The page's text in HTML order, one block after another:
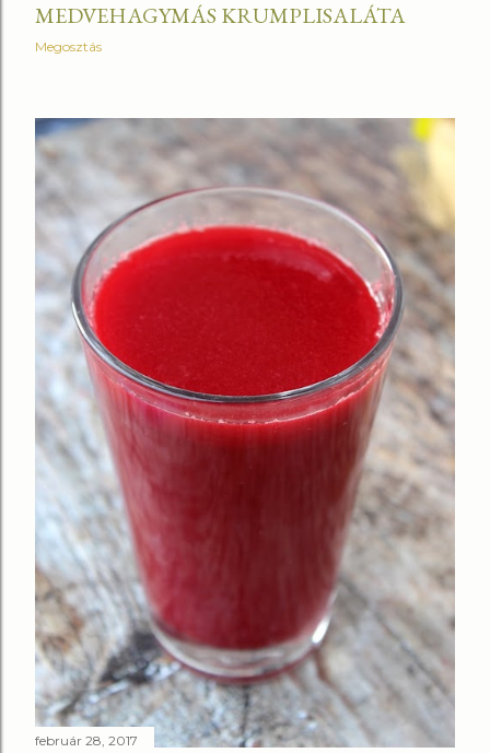
MEDVEHAGYMÁS KRUMPLISALÁTA
Megosztás
február 28, 2017